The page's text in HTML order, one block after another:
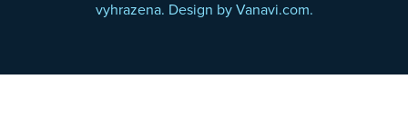
vyhrazena. Design by Vanavi.com.